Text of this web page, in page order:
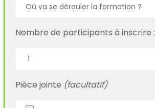
Nombre de participants à inscrire :
Pièce jointe (facultatif)